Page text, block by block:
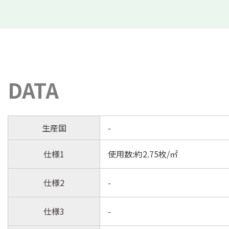
DATA
生産国 -
仕様1 使用数:約2.75枚/㎡
仕様2 -
仕様3 -